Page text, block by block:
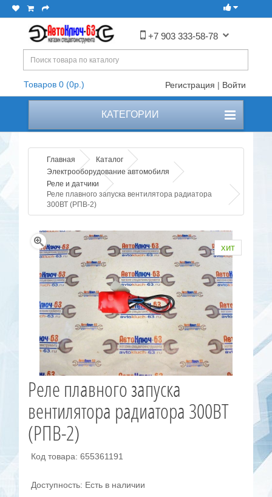
+7 903 333-58-78
Товаров 0 (0р.) Регистрация | Войти
КАТЕГОРИИ
Главная
Каталог
Электрооборудование автомобиля
Реле и датчики
Реле плавного запуска вентилятора радиатора
300ВТ (РПВ-2)
хит
Реле плавного запуска
вентилятора радиатора 300ВТ
(РПВ-2)
Код товара: 655361191
Доступность: Есть в наличии